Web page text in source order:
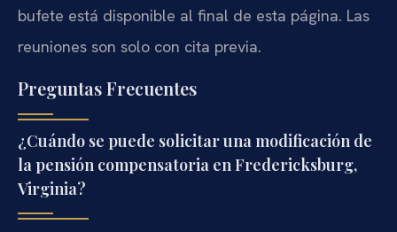
bufete está disponible al final de esta página. Las
reuniones son solo con cita previa.
Preguntas Frecuentes
¿Cuándo se puede solicitar una modificación de
la pensión compensatoria en Fredericksburg,
Virginia?